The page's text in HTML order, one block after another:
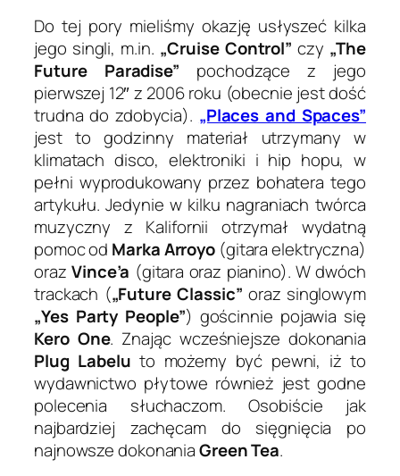
Do tej pory mieliśmy okazję usłyszeć kilka
jego singli, m.in. „Cruise Control” czy „The
Future Paradise” pochodzące z jego
pierwszej 12″ z 2006 roku (obecnie jest dość
trudna do zdobycia). „Places and Spaces”
jest to godzinny materiał utrzymany w
klimatach disco, elektroniki i hip hopu, w
pełni wyprodukowany przez bohatera tego
artykułu. Jedynie w kilku nagraniach twórca
muzyczny z Kalifornii otrzymał wydatną
pomoc od Marka Arroyo (gitara elektryczna)
orazVince’a (gitara oraz pianino). W dwóch
trackach („Future Classic” oraz singlowym
„Yes Party People”) gościnnie pojawia się
Kero One. Znając wcześniejsze dokonania
Plug Labelu to możemy być pewni, iż to
wydawnictwo płytowe również jest godne
polecenia słuchaczom. Osobiście jak
najbardziej zachęcam do sięgnięcia po
najnowsze dokonaniaGreen Tea.